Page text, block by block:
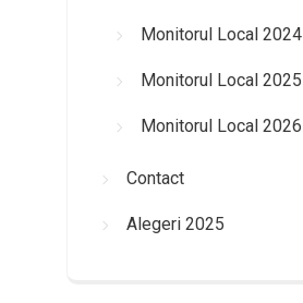
Monitorul Local 2024
Monitorul Local 2025
Monitorul Local 2026
Contact
Alegeri 2025